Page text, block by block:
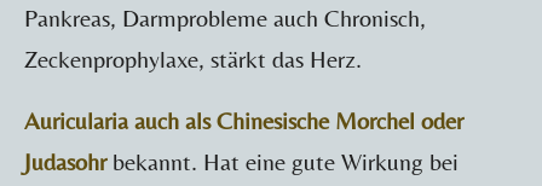
Pankreas, Darmprobleme auch Chronisch,
Zeckenprophylaxe, stärkt das Herz.
Auricularia auch als Chinesische Morchel oder
Judasohrbekannt. Hat eine gute Wirkung bei